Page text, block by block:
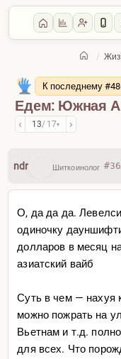
/
Главная / Жизнь
Едем: Южная
‹ 13/ 17▾ ›
К последнему
ndr Шиткоинолог
О, да да да.
одиночку
долларов в месяц
азиатский вайб
Суть в чем — нахуя
можно пожрать на
Вьетнам и т.д.
для всех. Что